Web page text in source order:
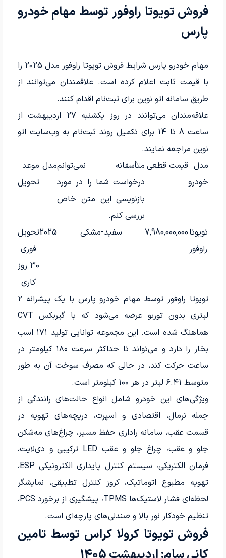
فروش تویوتا راوفور توسط مهام خودرو
پارس
مهام خودرو پارس شرایط فروش تویوتا راوفور مدل 2025 را
با قیمت ثابت اعلام کرده است. علاقمندان می‌توانند از
طریق سامانه اتو نوین برای ثبت‌نام اقدام کنند.
علاقه‌مندان می‌توانند در روز یکشنبه 27 اردیبهشت از
ساعت 8 تا 14 برای تکمیل روند ثبت‌نام به وب‌سایت اتو
نوین مراجعه نمایند.
مدل
خودرو
قیمت قطعی متأسفانه نمی‌توانم
درخواست شما را در مورد
بازنویسی این متن خاص
بررسی کنم.
مدل موعد
تحویل
تویوتا
راوفور
7,980,000,000 سفید-مشکی 2025تحویل
فوری
30 روز
کاری
تویوتا راوفور توسط مهام خودرو پارس با یک پیشرانه ۲
لیتری بدون توربو عرضه می‌شود که با گیربکس CVT
هماهنگ شده است. این مجموعه توانایی تولید ۱۷۱ اسب
بخار را دارد و می‌تواند تا حداکثر سرعت ۱۸۰ کیلومتر در
ساعت حرکت کند، در حالی که مصرف سوخت آن به طور
متوسط ۶.۴۱ لیتر در هر ۱۰۰ کیلومتر است.
ویژگی‌های این خودرو شامل انواع حالت‌های رانندگی از
جمله نرمال، اقتصادی و اسپرت، دریچه‌های تهویه در
قسمت عقب، سامانه راداری حفظ مسیر، چراغ‌های مه‌شکن
جلو و عقب، چراغ جلو و عقب LED ترکیبی و دی‌لایت،
فرمان الکتریکی، سیستم کنترل پایداری الکترونیکی ESP،
تهویه مطبوع اتوماتیک، کروز کنترل تطبیقی، نمایشگر
لحظه‌ای فشار لاستیک‌ها TPMS، پیشگیری از برخورد PCS،
تنظیم خودکار نور بالا و صندلی‌های پارچه‌ای است.
فروش تویوتا کرولا کراس توسط تامین